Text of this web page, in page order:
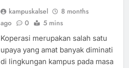
kampuskalsel
8 months
ago
0 5 mins
Koperasi merupakan salah satu
upaya yang amat banyak diminati
di lingkungan kampus pada masa